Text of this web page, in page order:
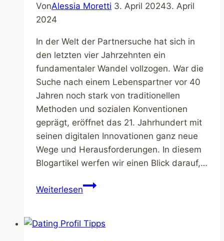
VonAlessia Moretti 3. April 20243. April
2024
In der Welt der Partnersuche hat sich in
den letzten vier Jahrzehnten ein
fundamentaler Wandel vollzogen. War die
Suche nach einem Lebenspartner vor 40
Jahren noch stark von traditionellen
Methoden und sozialen Konventionen
geprägt, eröffnet das 21. Jahrhundert mit
seinen digitalen Innovationen ganz neue
Wege und Herausforderungen. In diesem
Blogartikel werfen wir einen Blick darauf,…
WeiterlesenPartnersuche
neues